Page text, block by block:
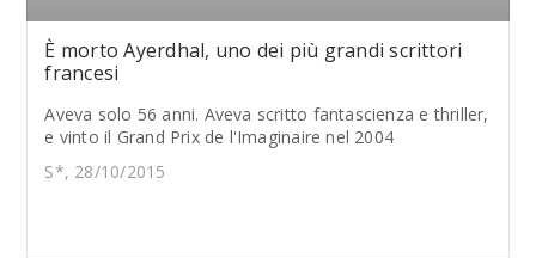
È morto Ayerdhal, uno dei più grandi scrittori
francesi
Aveva solo 56 anni. Aveva scritto fantascienza e thriller,
e vinto il Grand Prix de l'Imaginaire nel 2004
S*, 28/10/2015